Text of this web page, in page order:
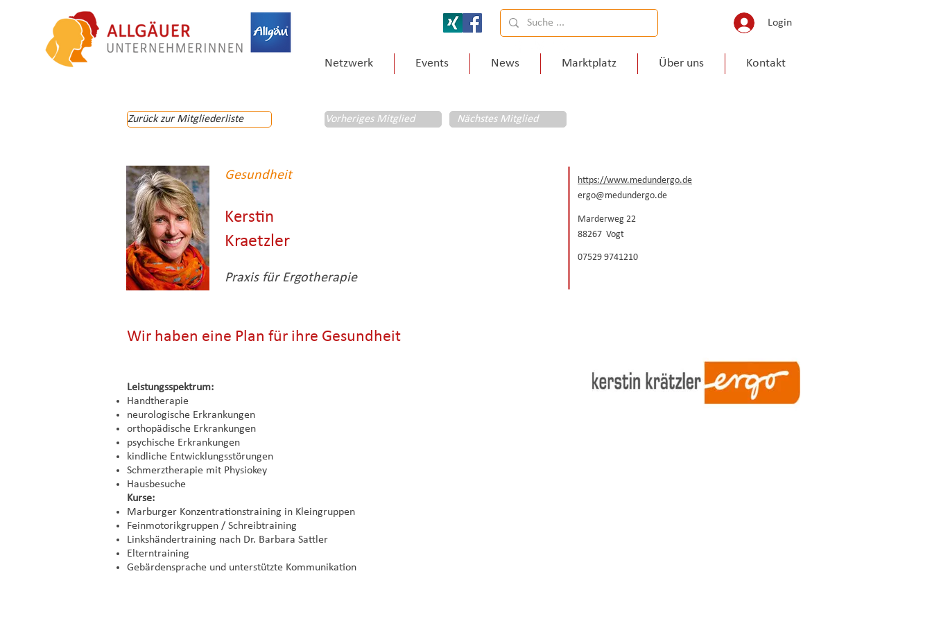
Login
Netzwerk Events News Marktplatz Über uns Kontakt
Zurück zur Mitgliederliste Vorheriges Mitglied Nächstes Mitglied
Gesundheit
https://www.medundergo.de
ergo@medundergo.de
Marderweg 22
Vogt
88267
Kerstin
Kraetzler
07529 9741210
Praxis für Ergotherapie
Wir haben eine Plan für ihre Gesundheit
Leistungsspektrum:
Handtherapie
neurologische Erkrankungen
orthopädische Erkrankungen
psychische Erkrankungen
kindliche Entwicklungsstörungen
Schmerztherapie mit Physiokey
Hausbesuche
Kurse:
Marburger Konzentrationstraining in Kleingruppen
Feinmotorikgruppen / Schreibtraining
Linkshändertraining nach Dr. Barbara Sattler
Elterntraining
Gebärdensprache und unterstützte Kommunikation